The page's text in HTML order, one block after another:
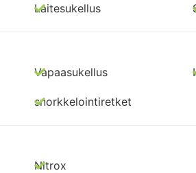
Laitesukellus
Vapaasukellus
snorkkelointiretket
Nitrox